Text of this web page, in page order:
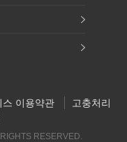
스 이용약관
고충처리
RESERVED.